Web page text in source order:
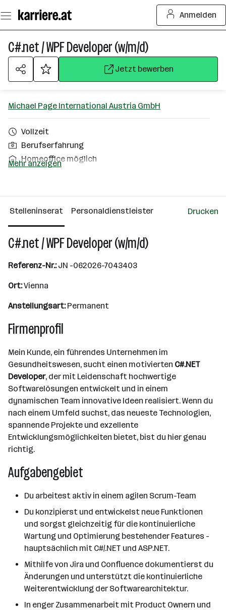
Seiteninhalt
springen
Anmelden
C#.net / WPF Developer (w/m/d)
Jetzt bewerben
Michael Page International Austria GmbH
Vollzeit
Berufserfahrung
Homeoffice möglich
Über das Unternehmen
Wien
Mehr anzeigen
Stelleninserat Personaldienstleister Drucken
C#.net / WPF Developer (w/m/d)
Referenz-Nr.:JN -062026-7043403
Ort:Vienna
Anstellungsart:Permanent
Firmenprofil
Mein Kunde, ein führendes Unternehmen im
Gesundheitswesen, sucht einen motivierten C#.NET
Developer, der mit Leidenschaft hochwertige
Softwarelösungen entwickelt und in einem
dynamischen Team innovative Ideen realisiert. Wenn du
nach einem Umfeld suchst, das neueste Technologien,
spannende Projekte und exzellente
Entwicklungsmöglichkeiten bietet, bist du hier genau
richtig.
Aufgabengebiet
Du arbeitest aktiv in einem agilen Scrum-Team
Du konzipierst und entwickelst neue Funktionen
und sorgst gleichzeitig für die kontinuierliche
Wartung und Optimierung bestehender Features -
hauptsächlich mit C#/.NET und ASP.NET.
Mithilfe von Jira und Confluence dokumentierst du
Änderungen und unterstützt die kontinuierliche
Weiterentwicklung der Softwarearchitektur.
In enger Zusammenarbeit mit Product Ownern und